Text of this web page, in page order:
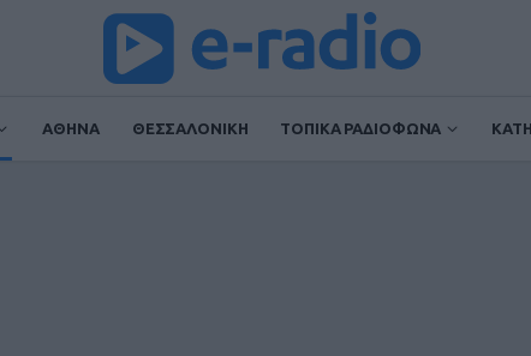
ΑΘΗΝΑ ΘΕΣΣΑΛΟΝΙΚΗ ΤΟΠΙΚΑ ΡΑΔΙΟΦΩΝΑ